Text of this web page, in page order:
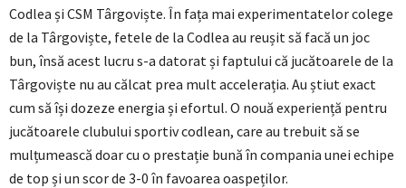
Codlea și CSM Târgoviște. În fața mai experimentatelor colege
de la Târgoviște, fetele de la Codlea au reușit să facă un joc
bun, însă acest lucru s-a datorat și faptului că jucătoarele de la
Târgoviște nu au călcat prea mult accelerația. Au știut exact
cum să își dozeze energia și efortul. O nouă experiență pentru
jucătoarele clubului sportiv codlean, care au trebuit să se
mulțumească doar cu o prestație bună în compania unei echipe
de top și un scor de 3-0 în favoarea oaspeților.